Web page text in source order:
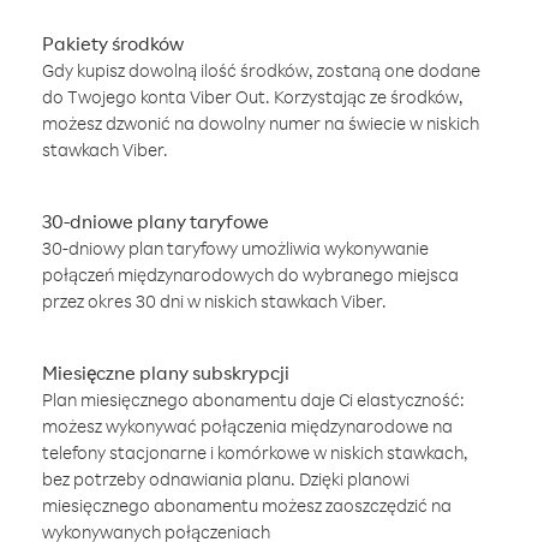
Pakiety środków
Gdy kupisz dowolną ilość środków, zostaną one dodane
do Twojego konta Viber Out. Korzystając ze środków,
możesz dzwonić na dowolny numer na świecie w niskich
stawkach Viber.
30-dniowe plany taryfowe
30-dniowy plan taryfowy umożliwia wykonywanie
połączeń międzynarodowych do wybranego miejsca
przez okres 30 dni w niskich stawkach Viber.
Miesięczne plany subskrypcji
Plan miesięcznego abonamentu daje Ci elastyczność:
możesz wykonywać połączenia międzynarodowe na
telefony stacjonarne i komórkowe w niskich stawkach,
bez potrzeby odnawiania planu. Dzięki planowi
miesięcznego abonamentu możesz zaoszczędzić na
wykonywanych połączeniach